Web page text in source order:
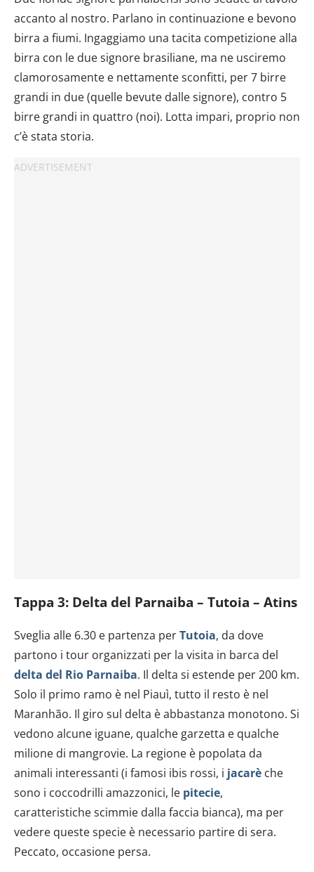
accanto al nostro. Parlano in continuazione e bevono
birra a fiumi. Ingaggiamo una tacita competizione alla
birra con le due signore brasiliane, ma ne usciremo
clamorosamente e nettamente sconfitti, per 7 birre
grandi in due (quelle bevute dalle signore), contro 5
birre grandi in quattro (noi). Lotta impari, proprio non
c’è stata storia.
Tappa 3: Delta del Parnaiba – Tutoia – Atins
Sveglia alle 6.30 e partenza perTutoia, da dove
partono i tour organizzati per la visita in barca del
delta del Rio Parnaiba. Il delta si estende per 200 km.
Solo il primo ramo è nel Piauì, tutto il resto è nel
Maranhão. Il giro sul delta è abbastanza monotono. Si
vedono alcune iguane, qualche garzetta e qualche
milione di mangrovie. La regione è popolata da
animali interessanti (i famosi ibis rossi, i jacarè che
sono i coccodrilli amazzonici, le pitecie,
caratteristiche scimmie dalla faccia bianca), ma per
vedere queste specie è necessario partire di sera.
Peccato, occasione persa.